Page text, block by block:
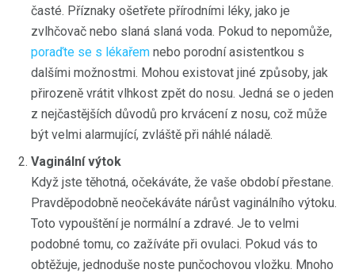
časté. Příznaky ošetřete přírodními léky, jako je
zvlhčovač nebo slaná slaná voda. Pokud to nepomůže,
poraďte se s lékařem nebo porodní asistentkou s
dalšími možnostmi. Mohou existovat jiné způsoby, jak
přirozeně vrátit vlhkost zpět do nosu. Jedná se o jeden
z nejčastějších důvodů pro krvácení z nosu, což může
být velmi alarmující, zvláště při náhlé náladě.
Vaginální výtok
Když jste těhotná, očekáváte, že vaše období přestane.
Pravděpodobně neočekáváte nárůst vaginálního výtoku.
Toto vypouštění je normální a zdravé. Je to velmi
podobné tomu, co zažíváte při ovulaci. Pokud vás to
obtěžuje, jednoduše noste punčochovou vložku. Mnoho